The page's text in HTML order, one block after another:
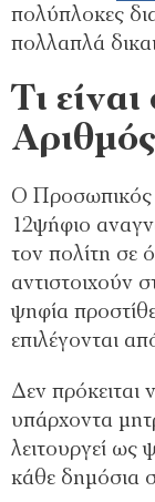
πολύπλοκες
πολλαπλά
Τι
Αριθμός
Ο Προσωπικός
12ψήφιο
τον πολίτη σε
αντιστοιχούν
ψηφία
επιλέγονται
Δεν πρόκειται
υπάρχοντα
λειτουργεί ως
κάθε δημόσια